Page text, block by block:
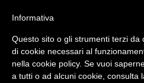
Informativa
Questo sito o gli strumenti terzi da
di cookie necessari al
nella cookie policy. Se vuoi
a tutti o ad alcuni cookie, consulta